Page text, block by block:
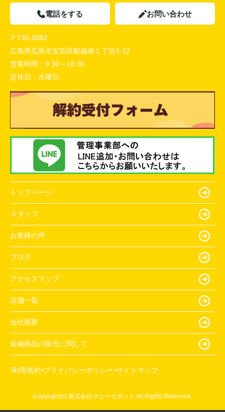
電話をする お問い合わせ
〒736-0082
広島県広島市安芸区船越南１丁目3-12
営業時間： 9:30～18:30
定休日： 水曜日
トップページ
スタッフ
お客様の声
ブログ
アクセスマップ
店舗一覧
会社概要
金融商品の販売に関して
利用規約 プライバシーポリシー サイトマップ
Copyright(c) 株式会社サニースポット All Rights Reserved.